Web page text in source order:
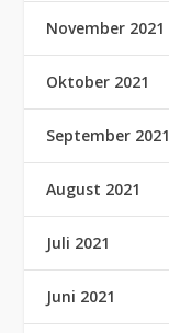
November 2021
Oktober 2021
September 2021
August 2021
Juli 2021
Juni 2021